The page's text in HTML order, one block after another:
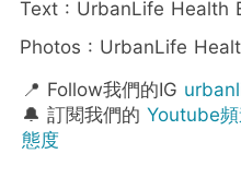
Text : UrbanLife Health
Photos : UrbanLife
📍 Follow我們的IG
🔔 訂閱我們的 Youtube
態度